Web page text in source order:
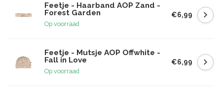
Feetje - Haarband AOP Zand -
Forest Garden
Op voorraad
€6,99
Feetje - Mutsje AOP Offwhite -
Fall in Love
Op voorraad
€6,99